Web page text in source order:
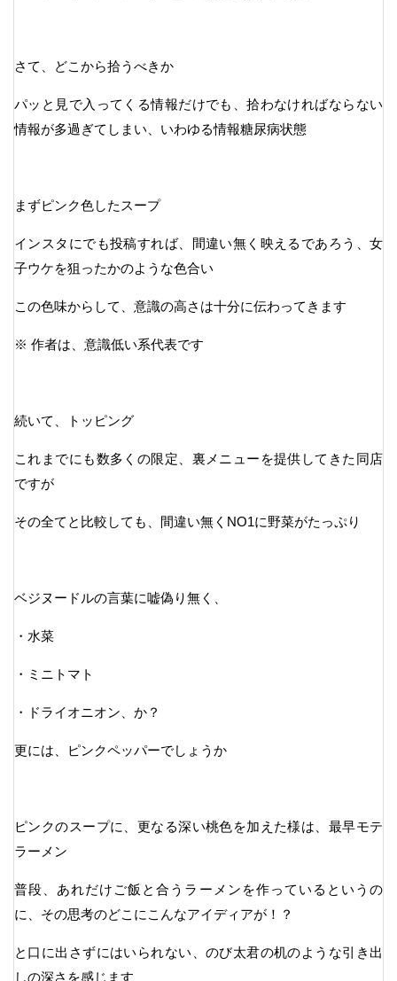
さて、どこから拾うべきか
パッと見で入ってくる情報だけでも、拾わなければならない
情報が多過ぎてしまい、いわゆる情報糖尿病状態
まずピンク色したスープ
インスタにでも投稿すれば、間違い無く映えるであろう、女
子ウケを狙ったかのような色合い
この色味からして、意識の高さは十分に伝わってきます
※ 作者は、意識低い系代表です
続いて、トッピング
これまでにも数多くの限定、裏メニューを提供してきた同店
ですが
その全てと比較しても、間違い無くNO1に野菜がたっぷり
ベジヌードルの言葉に嘘偽り無く、
・水菜
・ミニトマト
・ドライオニオン、か？
更には、ピンクペッパーでしょうか
ピンクのスープに、更なる深い桃色を加えた様は、最早モテ
ラーメン
普段、あれだけご飯と合うラーメンを作っているというの
に、その思考のどこにこんなアイディアが！？
と口に出さずにはいられない、のび太君の机のような引き出
しの深さを感じます